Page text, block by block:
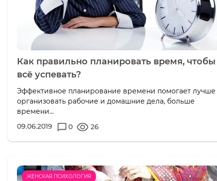
Как правильно планировать время, чтобы
всё успевать?
Эффективное планирование времени помогает лучше
организовать рабочие и домашние дела, больше
времени...
09.06.2019
0 26
ЖЕНСКАЯ ПСИХОЛОГИЯ